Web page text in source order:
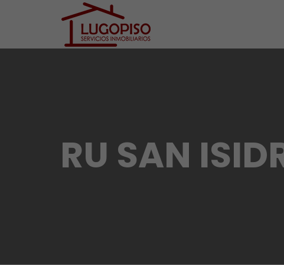
RU SAN